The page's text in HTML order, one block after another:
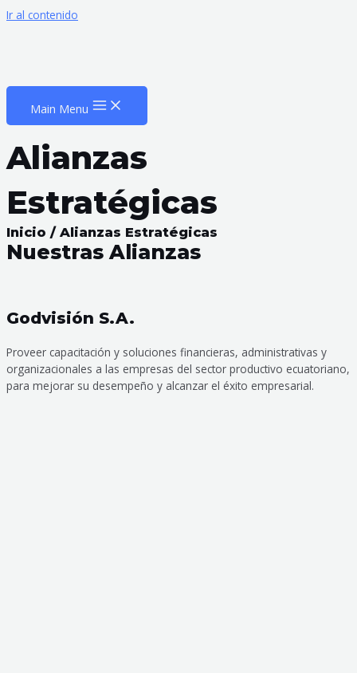
Ir al contenido
Main Menu
Alianzas
Estratégicas
Inicio / Alianzas Estratégicas
Nuestras Alianzas
Godvisión S.A.
Proveer capacitación y soluciones financieras, administrativas y
organizacionales a las empresas del sector productivo ecuatoriano,
para mejorar su desempeño y alcanzar el éxito empresarial.